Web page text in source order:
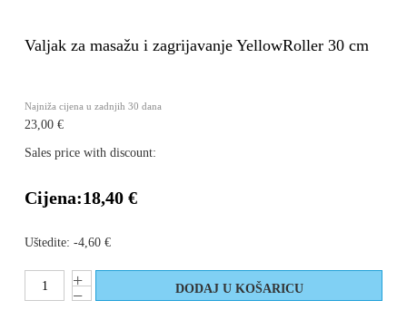
Valjak za masažu i zagrijavanje YellowRoller 30 cm
Najniža cijena u zadnjih 30 dana
23,00 €
Sales price with discount:
Cijena:18,40 €
Uštedite: -4,60 €